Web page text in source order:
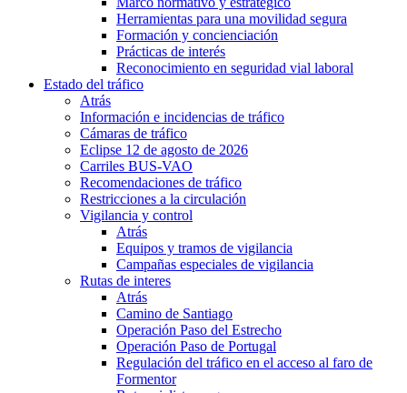
Herramientas para una movilidad segura
Formación y concienciación
Prácticas de interés
Reconocimiento en seguridad vial laboral
Estado del tráfico
Atrás
Información e incidencias de tráfico
Cámaras de tráfico
Eclipse 12 de agosto de 2026
Carriles BUS-VAO
Recomendaciones de tráfico
Restricciones a la circulación
Vigilancia y control
Atrás
Equipos y tramos de vigilancia
Campañas especiales de vigilancia
Rutas de interes
Atrás
Camino de Santiago
Operación Paso del Estrecho
Operación Paso de Portugal
Regulación del tráfico en el acceso al faro de
Formentor